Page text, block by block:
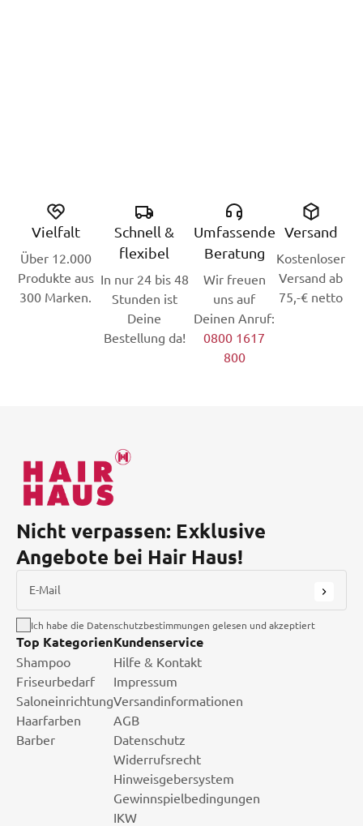
Vielfalt
Über 12.000
Produkte aus
300 Marken.
Schnell &
flexibel
In nur 24 bis 48
Stunden ist
Deine
Bestellung da!
Umfassende
Beratung
Wir freuen
uns auf
Deinen Anruf:
0800 1617
800
Versand
Kostenloser
Versand ab
75,-€ netto
Nicht verpassen: Exklusive
Angebote bei Hair Haus!
E-Mail
Ich habe die Datenschutzbestimmungen gelesen und akzeptiert
Top Kategorien
Shampoo
Friseurbedarf
Saloneinrichtung
Haarfarben
Barber
Kundenservice
Hilfe & Kontakt
Impressum
Versandinformationen
AGB
Datenschutz
Widerrufsrecht
Hinweisgebersystem
Gewinnspielbedingungen
IKW